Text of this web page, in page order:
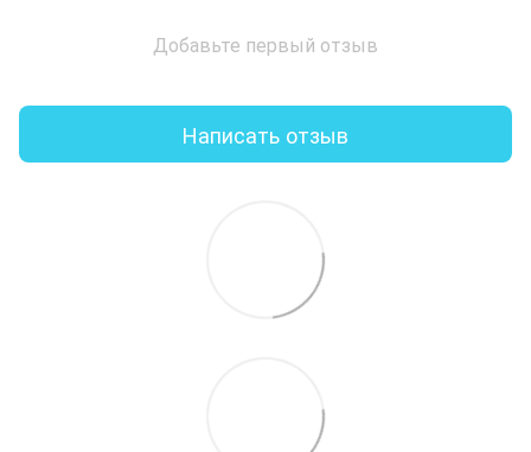
Добавьте первый отзыв
Написать отзыв